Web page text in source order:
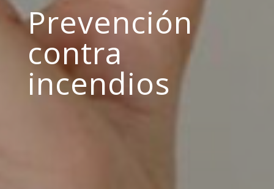
Prevención
contra
incendios